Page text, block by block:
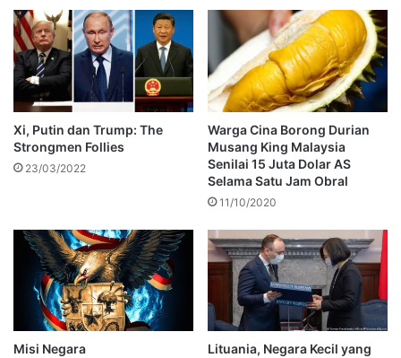
Xi, Putin dan Trump: The
Strongmen Follies
23/03/2022
Warga Cina Borong Durian
Musang King Malaysia
Senilai 15 Juta Dolar AS
Selama Satu Jam Obral
11/10/2020
Misi Negara
Lituania, Negara Kecil yang